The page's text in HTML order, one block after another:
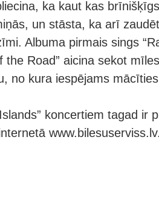
ka kaut kas
un stāsta, ka arī
Albuma pirmais sings
the Road” aicina sekot
no kura iespējams
koncertiem tagad ir